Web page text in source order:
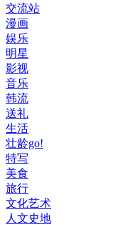
交流站
漫画
娱乐
明星
影视
音乐
韩流
送礼
生活
壮龄go!
特写
美食
旅行
文化艺术
人文史地